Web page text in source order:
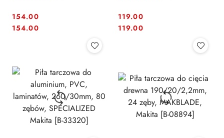
Cena:
154.00
Cena:
154.00 Cena:
119.00
Cena:
119.00